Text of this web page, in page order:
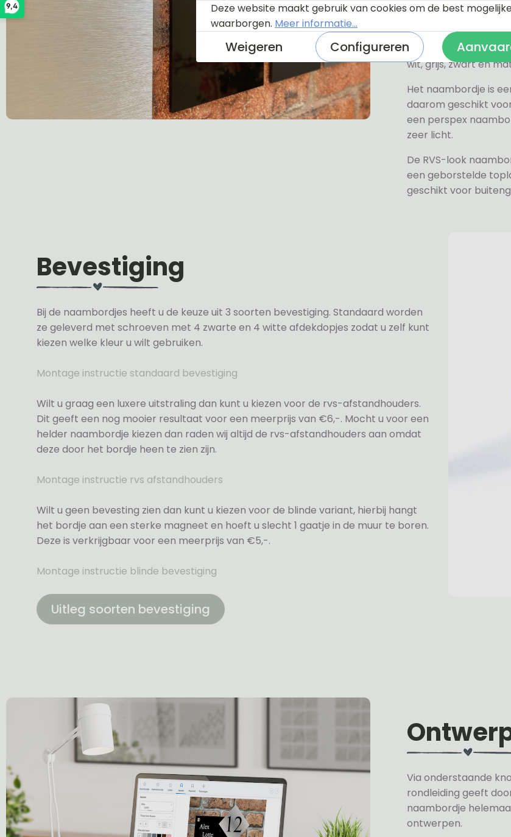
9,4
Alle naambordjes
Het plexiglas is van
verkrijgen, hiervan
wit, grijs, zwart en
Het naambordje is
daarom geschikt
een perspex
zeer licht.
De RVS-look
een geborstelde
geschikt voor
Bevestiging
Bij de naambordjes heeft u de keuze uit 3 soorten bevestiging. Standaard worden
ze geleverd met schroeven met 4 zwarte en 4 witte afdekdopjes zodat u zelf kunt
kiezen welke kleur u wilt gebruiken.
Montage instructie standaard bevestiging
Wilt u graag een luxere uitstraling dan kunt u kiezen voor de rvs-afstandhouders.
Dit geeft een nog mooier resultaat voor een meerprijs van €6,-. Mocht u voor een
helder naambordje kiezen dan raden wij altijd de rvs-afstandhouders aan omdat
deze door het bordje heen te zien zijn.
Montage instructie rvs afstandhouders
Wilt u geen bevesting zien dan kunt u kiezen voor de blinde variant, hierbij hangt
het bordje aan een sterke magneet en hoeft u slecht 1 gaatje in de muur te boren.
Deze is verkrijgbaar voor een meerprijs van €5,-.
Montage instructie blinde bevestiging
Uitleg soorten bevestiging
Via onderstaande
rondleiding geeft
naambordje
ontwerpen.
Deze website maakt gebruik van cookies om de best
waarborgen. Meer informatie...
Weigeren Configureren